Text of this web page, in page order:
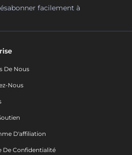
facilement à
De Nous
Nous
D'affiliation
De Confidentialité